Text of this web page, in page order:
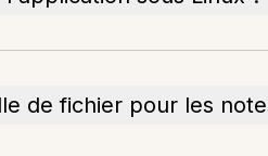
de fichier pour les